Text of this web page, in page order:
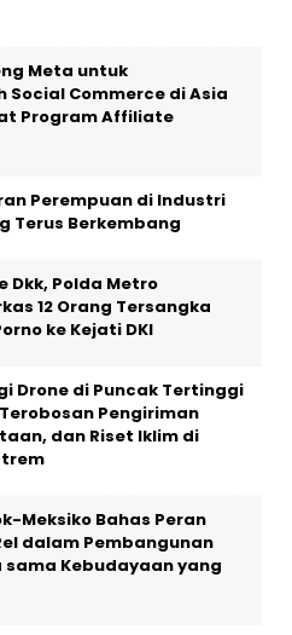
Meta untuk
Social Commerce di Asia
Program Affiliate
Perempuan di Industri
Terus Berkembang
Dkk, Polda Metro
12 Orang Tersangka
ke Kejati DKI
Drone di Puncak Tertinggi
Pengiriman
dan Riset Iklim di
Meksiko Bahas Peran
dalam Pembangunan
sama Kebudayaan yang